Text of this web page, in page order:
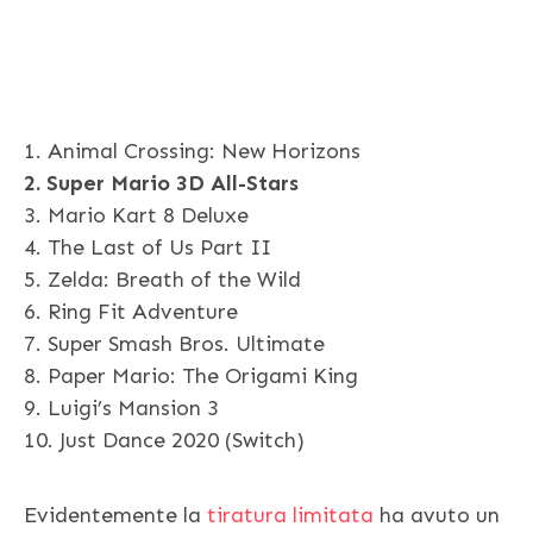
1. Animal Crossing: New Horizons
2. Super Mario 3D All-Stars
3. Mario Kart 8 Deluxe
4. The Last of Us Part II
5. Zelda: Breath of the Wild
6. Ring Fit Adventure
7. Super Smash Bros. Ultimate
8. Paper Mario: The Origami King
9. Luigi’s Mansion 3
10. Just Dance 2020 (Switch)
Evidentemente la tiratura limitata ha avuto un